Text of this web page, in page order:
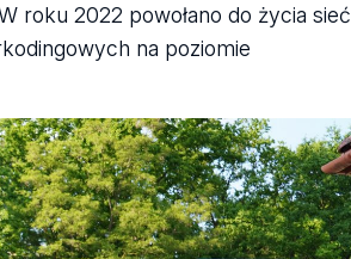
roku 2022 powołano do życia sieć
na poziomie